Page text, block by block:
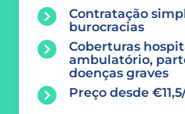
Contratação
burocracias
Coberturas
ambulatório,
doenças graves
Preço desde